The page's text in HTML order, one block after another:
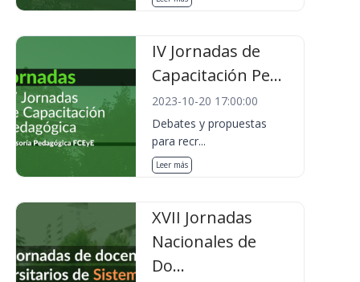
IV Jornadas de
Capacitación Pe...
2023-10-20 17:00:00
Debates y propuestas
para recr...
Leer más
XVII Jornadas
Nacionales de
Do...